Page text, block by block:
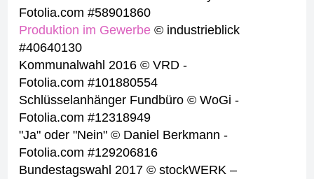
Fotolia.com #58901860
Produktion im Gewerbe © industrieblick
#40640130
Kommunalwahl 2016 © VRD -
Fotolia.com #101880554
Schlüsselanhänger Fundbüro © WoGi -
Fotolia.com #12318949
"Ja" oder "Nein" © Daniel Berkmann -
Fotolia.com #129206816
Bundestagswahl 2017 © stockWERK –